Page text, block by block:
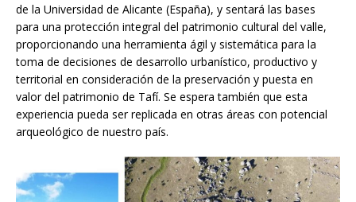
de la Universidad de Alicante (España), y sentará las bases
para una protección integral del patrimonio cultural del valle,
proporcionando una herramienta ágil y sistemática para la
toma de decisiones de desarrollo urbanístico, productivo y
territorial en consideración de la preservación y puesta en
valor del patrimonio de Tafí. Se espera también que esta
experiencia pueda ser replicada en otras áreas con potencial
arqueológico de nuestro país.